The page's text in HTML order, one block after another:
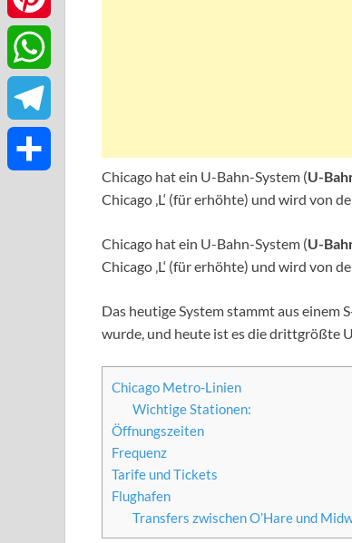
Chicago hat ein U-Bahn-System (U-
Chicago ‚L‘ (für erhöhte) und wird von
Chicago hat ein U-Bahn-System (U-
Chicago ‚L‘ (für erhöhte) und wird von
Das heutige System stammt aus einem
wurde, und heute ist es die drittgrößte
Chicago Metro-Linien
Wichtige Stationen:
Öffnungszeiten
Frequenz
Tarife und Tickets
Flughafen
Transfers zwischen O’Hare und
Pinterest
WhatsApp
Telegram